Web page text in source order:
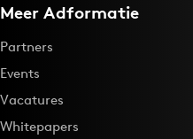
Meer Adformatie
Partners
Events
Vacatures
Whitepapers